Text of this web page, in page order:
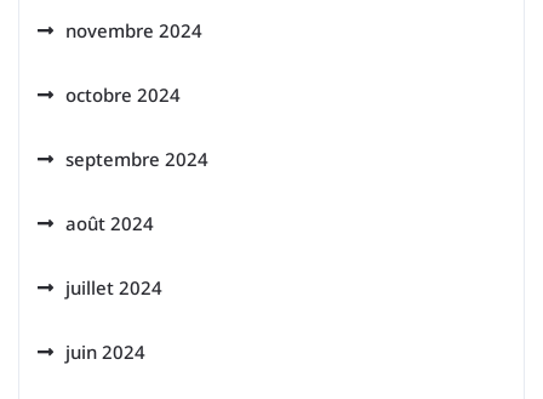
novembre 2024
octobre 2024
septembre 2024
août 2024
juillet 2024
juin 2024